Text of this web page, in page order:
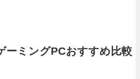
ーミングPCおすすめ比較